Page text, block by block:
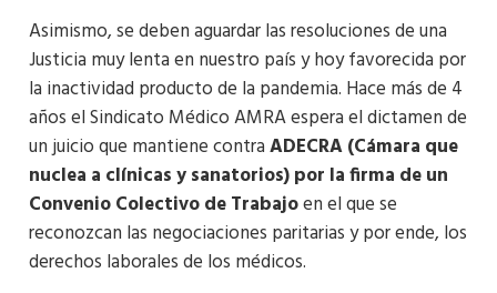
Asimismo, se deben aguardar las resoluciones de una
Justicia muy lenta en nuestro país y hoy favorecida por
la inactividad producto de la pandemia. Hace más de 4
años el Sindicato Médico AMRA espera el dictamen de
un juicio que mantiene contraADECRA (Cámara que
nuclea a clínicas y sanatorios) por la firma de un
Convenio Colectivo de Trabajoen el que se
reconozcan las negociaciones paritarias y por ende, los
derechos laborales de los médicos.